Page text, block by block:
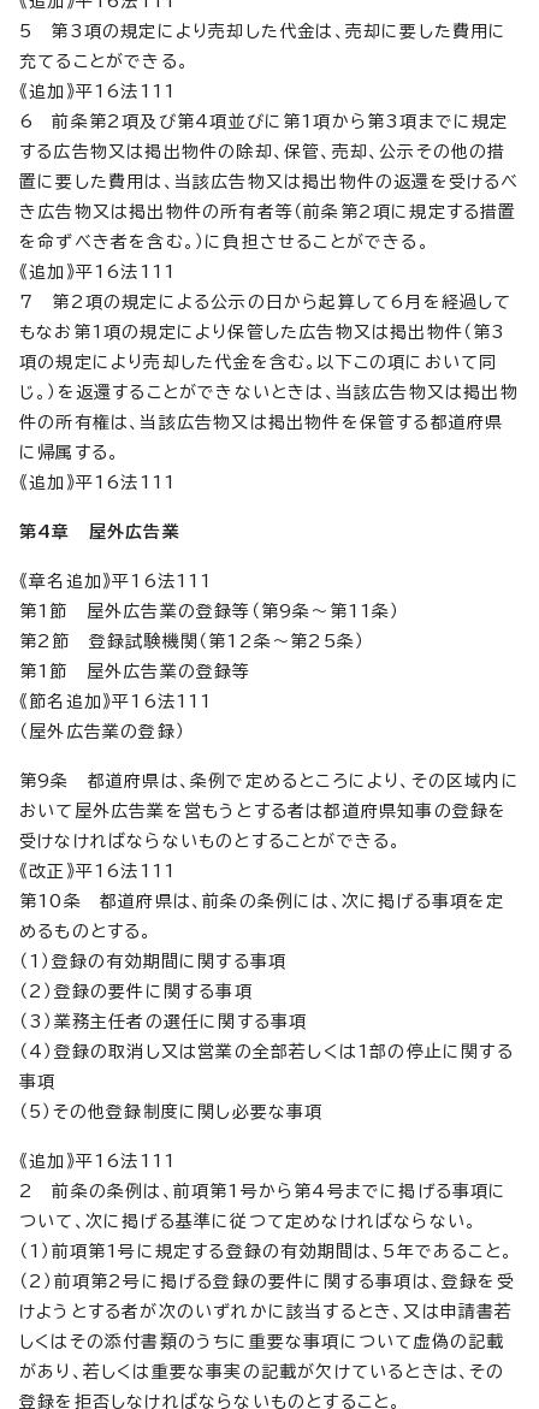
5 第3項の規定により売却した代金は、売却に要した費用に
充てることができる。
《追加》平16法111
6 前条第2項及び第4項並びに第1項から第3項までに規定
する広告物又は掲出物件の除却、保管、売却、公示その他の措
置に要した費用は、当該広告物又は掲出物件の返還を受けるべ
き広告物又は掲出物件の所有者等（前条第2項に規定する措置
を命ずべき者を含む。）に負担させることができる。
《追加》平16法111
7 第2項の規定による公示の日から起算して6月を経過して
もなお第1項の規定により保管した広告物又は掲出物件（第3
項の規定により売却した代金を含む。以下この項において同
じ。）を返還することができないときは、当該広告物又は掲出物
件の所有権は、当該広告物又は掲出物件を保管する都道府県
に帰属する。
《追加》平16法111
第4章 屋外広告業
《章名追加》平16法111
第1節 屋外広告業の登録等（第9条～第11条）
第2節 登録試験機関（第12条～第25条）
第1節 屋外広告業の登録等
《節名追加》平16法111
（屋外広告業の登録）
第9条 都道府県は、条例で定めるところにより、その区域内に
おいて屋外広告業を営もうとする者は都道府県知事の登録を
受けなければならないものとすることができる。
《改正》平16法111
第10条 都道府県は、前条の条例には、次に掲げる事項を定
めるものとする。
（1）登録の有効期間に関する事項
（2）登録の要件に関する事項
（3）業務主任者の選任に関する事項
（4）登録の取消し又は営業の全部若しくは1部の停止に関する
事項
（5）その他登録制度に関し必要な事項
《追加》平16法111
2 前条の条例は、前項第1号から第4号までに掲げる事項に
ついて、次に掲げる基準に従つて定めなければならない。
（1）前項第1号に規定する登録の有効期間は、5年であること。
（2）前項第2号に掲げる登録の要件に関する事項は、登録を受
けようとする者が次のいずれかに該当するとき、又は申請書若
しくはその添付書類のうちに重要な事項について虚偽の記載
があり、若しくは重要な事実の記載が欠けているときは、その
登録を拒否しなければならないものとすること。